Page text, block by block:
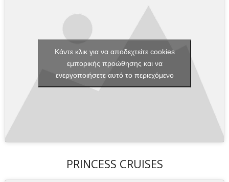
Κάντε κλικ για να αποδεχτείτε cookies
εμπορικής προώθησης και να
ενεργοποιήσετε αυτό το περιεχόμενο
PRINCESS CRUISES